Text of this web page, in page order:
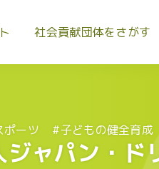
社会貢献団体をさがす
ポーツ #子どもの健全育成
ャパン・ド